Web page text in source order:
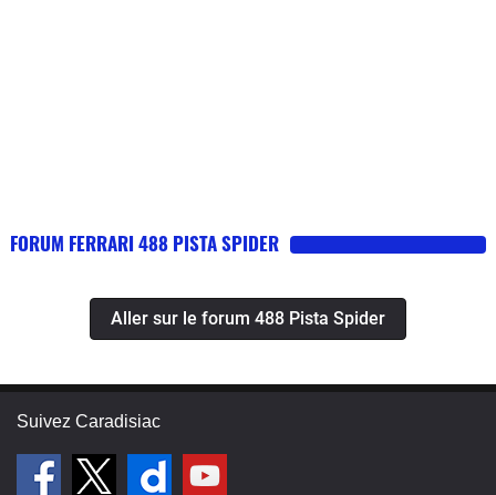
FORUM FERRARI 488 PISTA SPIDER
Aller sur le forum 488 Pista Spider
Suivez Caradisiac